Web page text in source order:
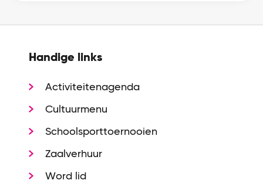
Handige links
Activiteitenagenda
Cultuurmenu
Schoolsporttoernooien
Zaalverhuur
Word lid